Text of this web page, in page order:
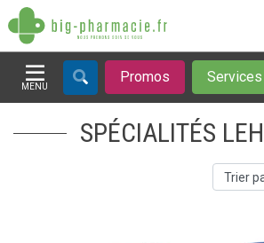
MENU
Afficher la navigation
Promos Services
SPÉCIALITÉS